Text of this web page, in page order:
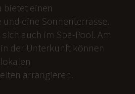
bietet einen
und eine Sonnenterrasse.
auch im Spa-Pool. Am
der Unterkunft können
arrangieren.